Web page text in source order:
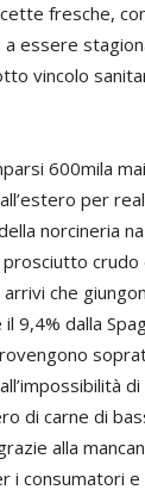
fresche,
essere
vincolo
600mila
per
norcineria
che
9,4% dalla
di carne di
alla
i consumatori